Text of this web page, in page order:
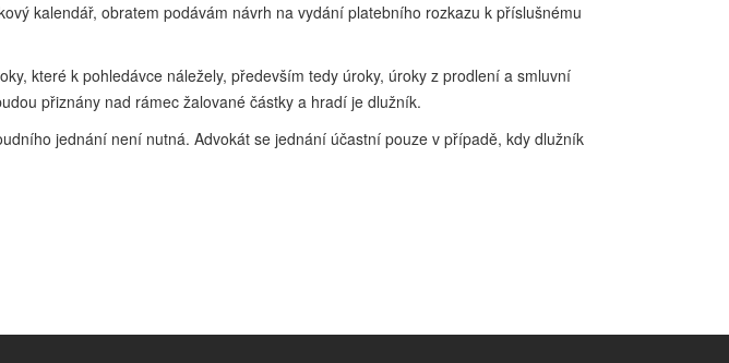
kalendář, obratem podávám návrh na vydání platebního rozkazu k příslušnému
které k pohledávce náležely, především tedy úroky, úroky z prodlení a smluvní
přiznány nad rámec žalované částky a hradí je dlužník.
jednání není nutná. Advokát se jednání účastní pouze v případě, kdy dlužník